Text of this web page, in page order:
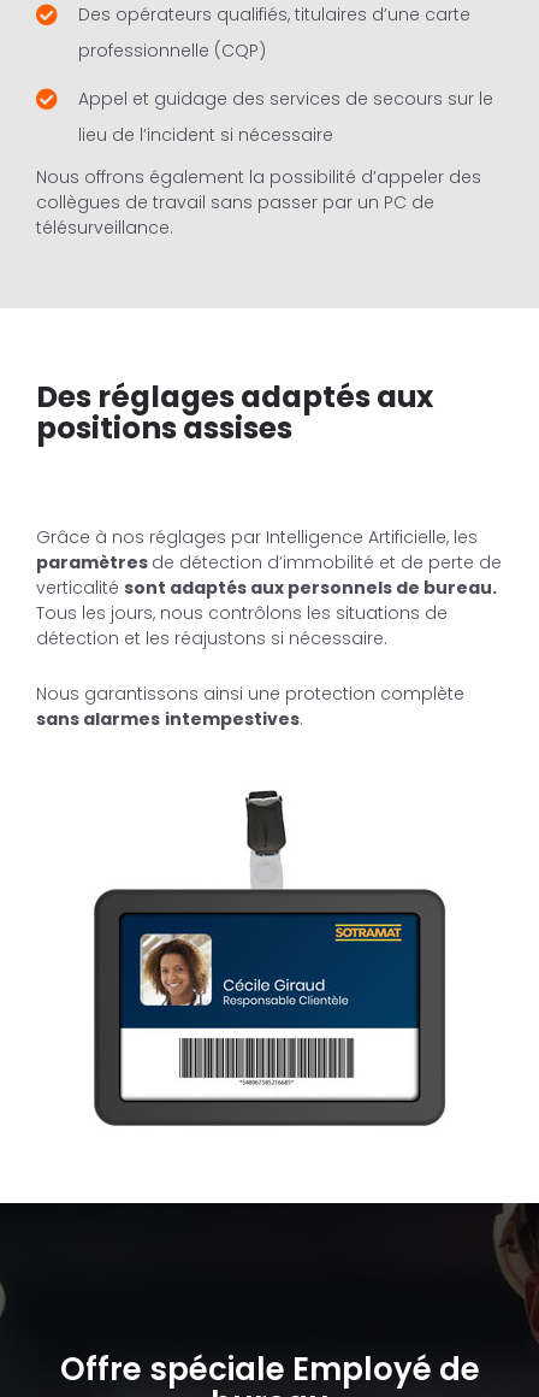
Des opérateurs qualifiés, titulaires d’une carte
professionnelle (CQP)
Appel et guidage des services de secours sur le
lieu de l’incident si nécessaire
Nous offrons également la possibilité d’appeler des
collègues de travail sans passer par un PC de
télésurveillance.
Des réglages adaptés aux
positions assises
Grâce à nos réglages par Intelligence Artificielle, les
paramètres de détection d’immobilité et de perte de
verticalité sont adaptés aux personnels de bureau.
Tous les jours, nous contrôlons les situations de
détection et les réajustons si nécessaire.
Nous garantissons ainsi une protection complète
sans alarmes intempestives.
Offre spéciale Employé de